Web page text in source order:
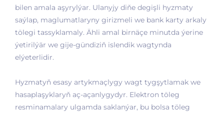
bilen amala aşyrylýar. Ulanyjy diňe degişli hyzmaty
saýlap, maglumatlaryny girizmeli we bank karty arkaly
tölegi tassyklamaly. Ähli amal birnäçe minutda ýerine
ýetirilýär we gije-gündiziň islendik wagtynda
elýeterlidir.
Hyzmatyň esasy artykmaçlygy wagt tygşytlamak we
hasaplaşyklaryň aç-açanlygydyr. Elektron töleg
resminamalary ulgamda saklanýar, bu bolsa töleg